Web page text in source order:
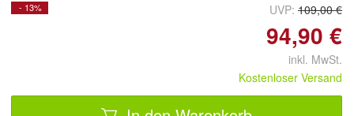
- 13% UVP: 109,00 €
94,90 €
inkl. MwSt.
Kostenloser Versand